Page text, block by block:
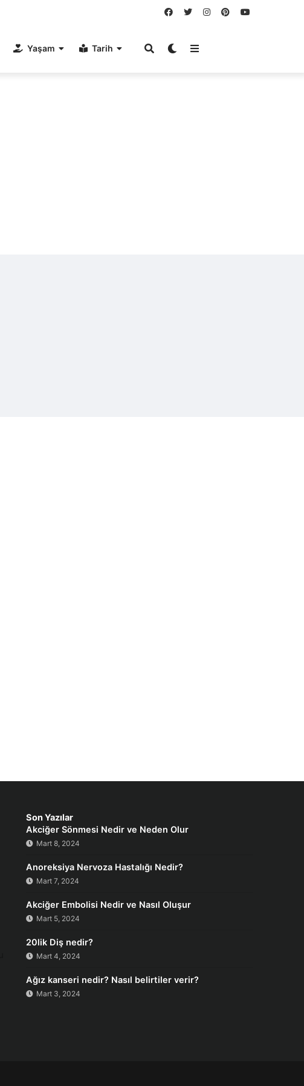
Yaşam Tarih
Son Yazılar
Akciğer Sönmesi Nedir ve Neden Olur
Mart 8, 2024
Anoreksiya Nervoza Hastalığı Nedir?
Mart 7, 2024
Akciğer Embolisi Nedir ve Nasıl Oluşur
Mart 5, 2024
20lik Diş nedir?
Mart 4, 2024
Ağız kanseri nedir? Nasıl belirtiler verir?
Mart 3, 2024